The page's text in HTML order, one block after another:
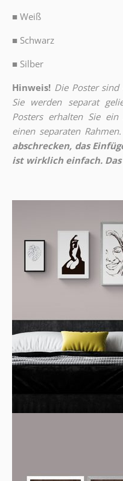
■ Weiß
■ Schwarz
■ Silber
Hinweis! Die Poster
Sie werden separat
Posters erhalten Sie
einen separaten Rahmen.
abschrecken, das
ist wirklich einfach.